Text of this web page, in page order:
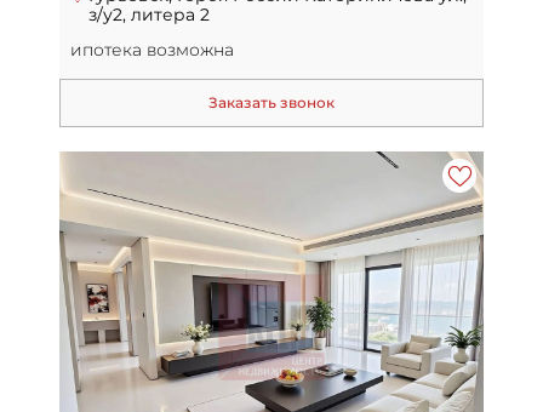
з/у2, литера 2
ипотека возможна
Заказать звонок